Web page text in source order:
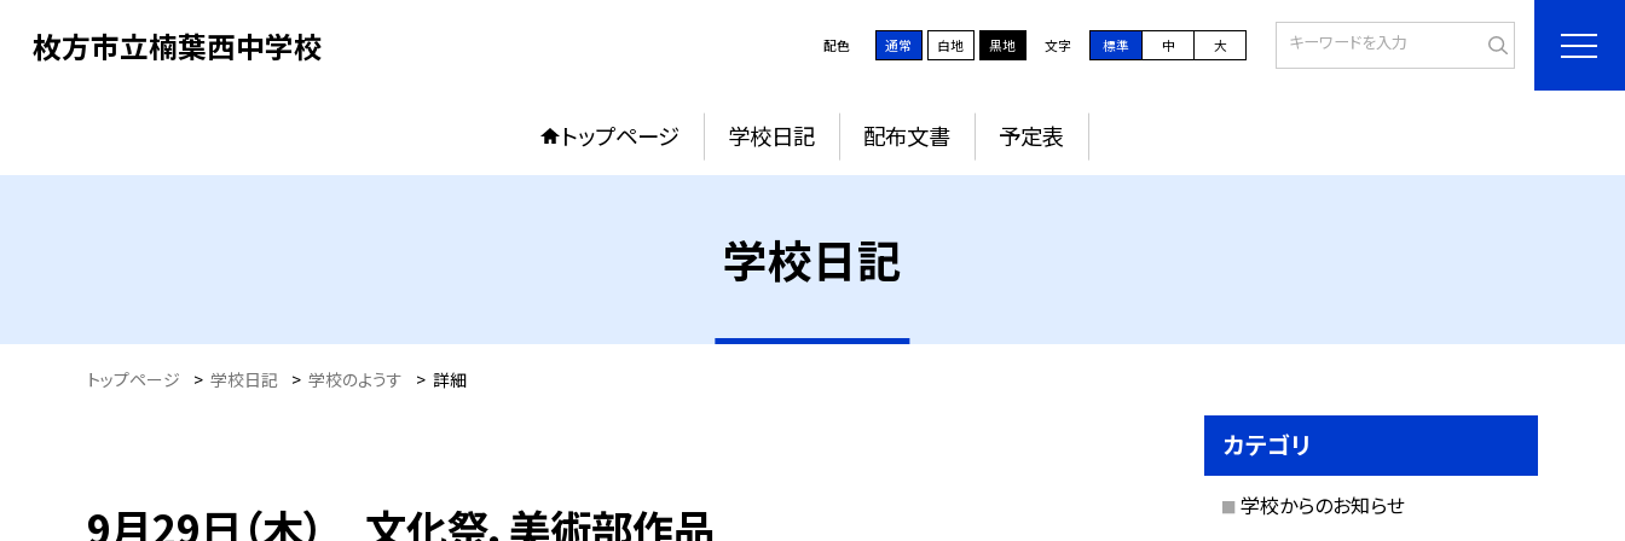
枚方市立楠葉西中学校 配色 通常 白地 黒地 文字 標準 中 大
トップページ 学校日記 配布文書 予定表
学校日記
トップページ > 学校日記 > 学校のようす > 詳細
9月29日（木） 文化祭．美術部作品
カテゴリ
学校からのお知らせ